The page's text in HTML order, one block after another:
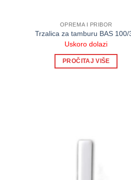
OPREMA I PRIBOR
Trzalica za tamburu BAS 100/
Uskoro dolazi
PROČITAJ VIŠE